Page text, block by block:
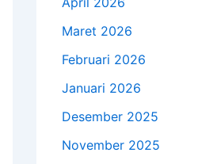
Maret 2026
Februari 2026
Januari 2026
Desember 2025
November 2025